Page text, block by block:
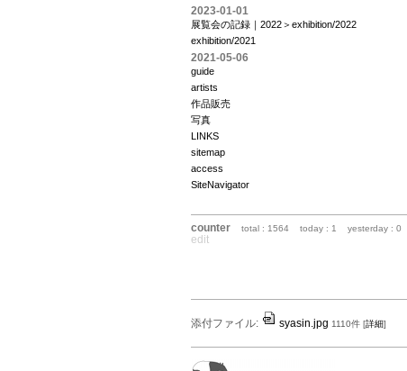
2023-01-01
展覧会の記録｜2022＞exhibition/2022
exhibition/2021
2021-05-06
guide
artists
作品販売
写真
LINKS
sitemap
access
SiteNavigator
counter total : 1564 today : 1 yesterday : 0
edit
添付ファイル: syasin.jpg 1110件 [詳細]